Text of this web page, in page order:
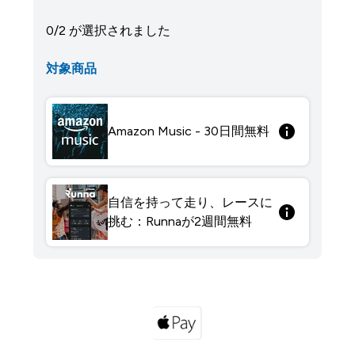
0/2 が選択されました
対象商品
Amazon Music - 30日間無料
自信を持って走り、レースに
挑む：Runnaが2週間無料